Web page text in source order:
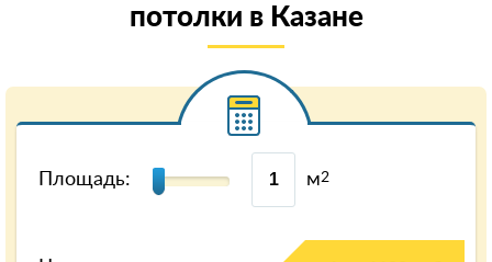
потолки в Казанe
Площадь: м2